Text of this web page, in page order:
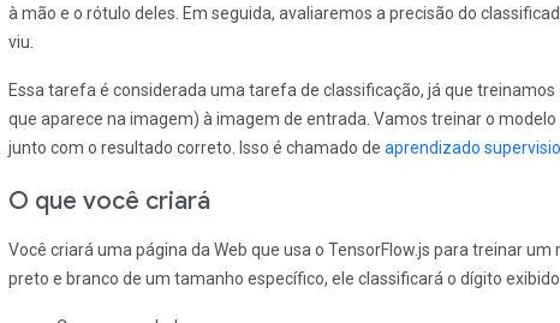
à mão e o rótulo deles. Em seguida, avaliaremos a precisão do
viu.
Essa tarefa é considerada uma tarefa de classificação, já que
que aparece na imagem) à imagem de entrada. Vamos treinar o
junto com o resultado correto. Isso é chamado de aprendizado
O que você criará
Você criará uma página da Web que usa o TensorFlow.js para treinar
preto e branco de um tamanho específico, ele classificará o dígito